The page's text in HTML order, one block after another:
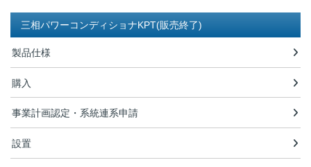
三相パワーコンディショナKPT(販売終了)
製品仕様
購入
事業計画認定・系統連系申請
設置